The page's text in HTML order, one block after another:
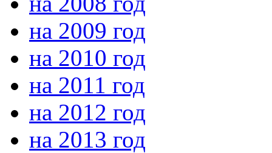
на 2009 год
на 2010 год
на 2011 год
на 2012 год
на 2013 год